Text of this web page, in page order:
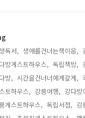
독서, 생애를건너는책이음,
방게스트하우스, 독립책방,
방, 시간을건너너에게갈게,
트하우스, 강릉여행, 강다방
게스트하우스, 독립서점, 강